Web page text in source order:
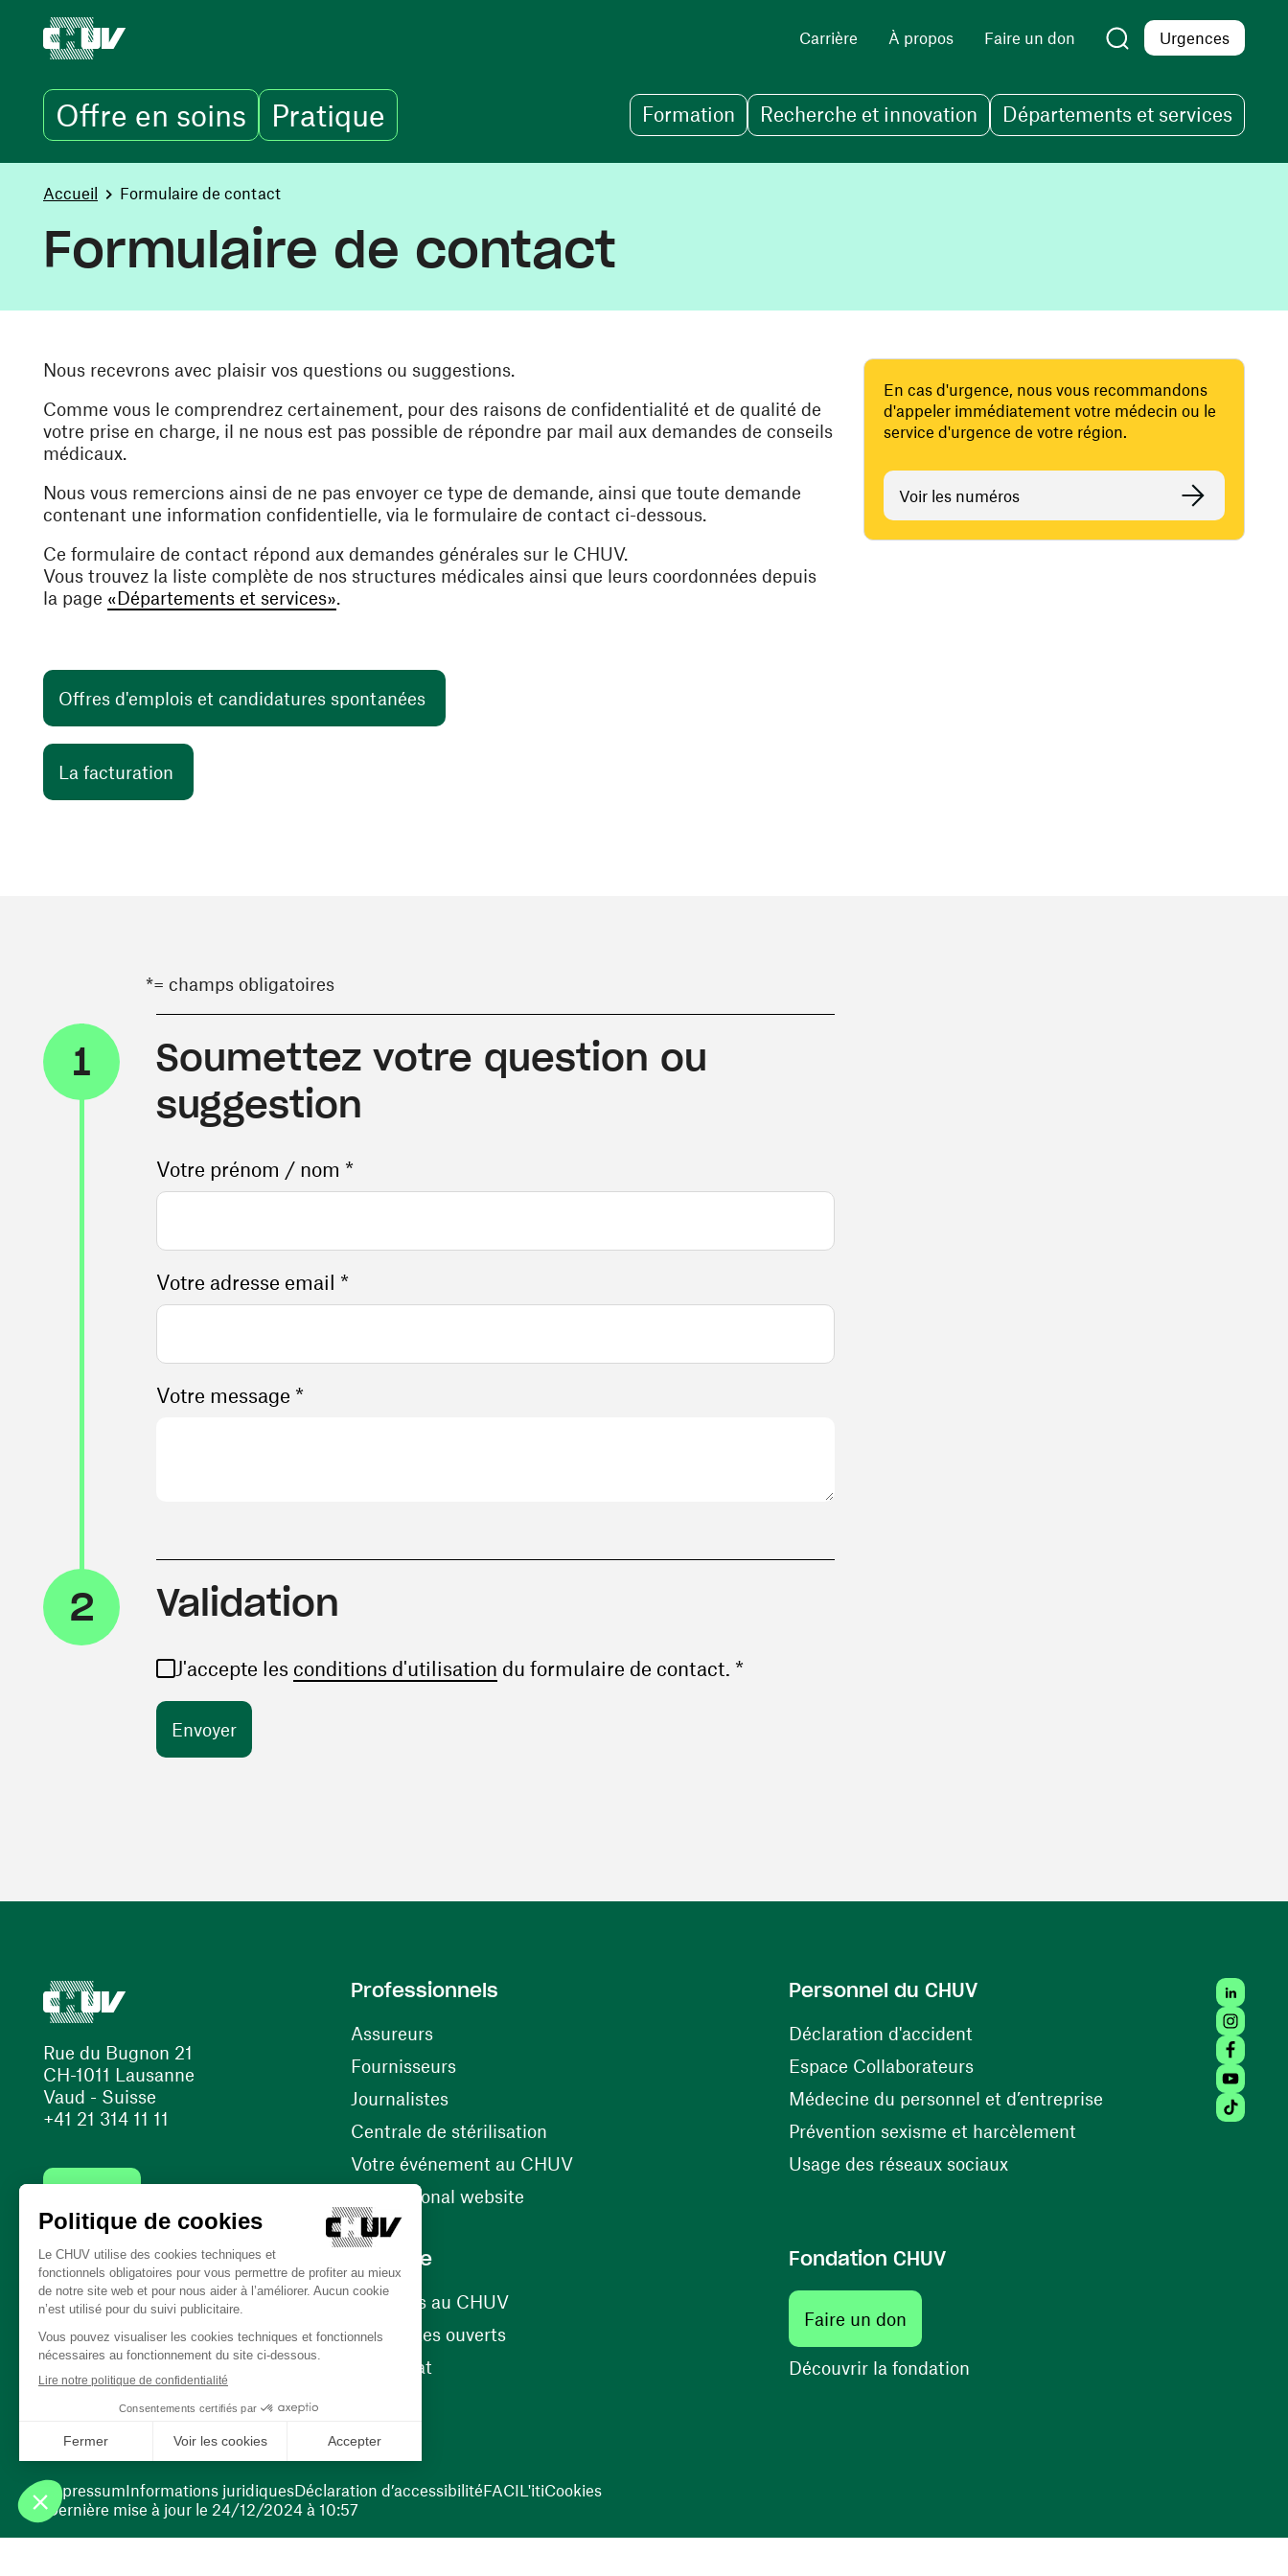
Carrière À propos Faire un don Urgences
Offre en soins Pratique Formation Recherche et innovation Départements et services
You are here:
Accueil Formulaire de contact
Formulaire de contact
Nous recevrons avec plaisir vos questions ou suggestions.
Comme vous le comprendrez certainement, pour des raisons de confidentialité et de qualité de
votre prise en charge, il ne nous est pas possible de répondre par mail aux demandes de conseils
médicaux.
Nous vous remercions ainsi de ne pas envoyer ce type de demande, ainsi que toute demande
contenant une information confidentielle, via le formulaire de contact ci-dessous.
Ce formulaire de contact répond aux demandes générales sur le CHUV.
Vous trouvez la liste complète de nos structures médicales ainsi que leurs coordonnées depuis
la page «Départements et services».
Offres d'emplois et candidatures spontanées
La facturation
En cas d'urgence, nous vous recommandons
d'appeler immédiatement votre médecin ou le
service d'urgence de votre région.
Voir les numéros
*= champs obligatoires
1
Soumettez votre question ou
suggestion
Votre prénom / nom *
Votre adresse email *
Votre message *
2 Validation
J'accepte les conditions d'utilisation (ouvre une nouvelle fenêtre)
du formulaire de contact. *
Rue du Bugnon 21
CH-1011 Lausanne
Vaud - Suisse
+41 21 314 11 11
(ouvre une nouvelle fenêtre)
(ouvre une nouvelle fenêtre)
Professionnels
Assureurs
Fournisseurs(ouvre une nouvelle fenêtre)
Journalistes
Centrale de stérilisation
Votre événement au CHUV(ouvre une nouvelle fenêtre)
International website
Personnel du CHUV
Déclaration d'accident(ouvre une nouvelle fenêtre)
Espace Collaborateurs(ouvre une nouvelle fenêtre)
Médecine du personnel et d’entreprise(ouvre une nouvelle
Prévention sexisme et harcèlement(ouvre une nouvelle
Usage des réseaux sociaux(ouvre une nouvelle fenêtre)
Carrière
Carrières au CHUV(ouvre une nouvelle fenêtre)
Nos postes ouverts(ouvre une nouvelle fenêtre)
Bénévolat
Fondation CHUV
Faire un don(ouvre une nouvelle fenêtre)
Découvrir la fondation(ouvre une nouvelle fenêtre)
Tiktok
Dernière mise à jour le 24/12/2024 à 10:57
ImpressumInformations juridiquesDéclaration d’accessibilitéFACIL'itiCookies